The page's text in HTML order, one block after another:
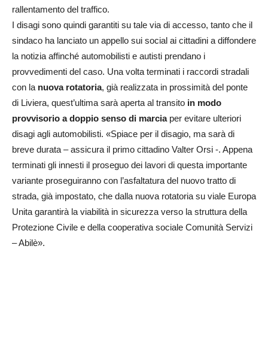
rallentamento del traffico.
I disagi sono quindi garantiti su tale via di accesso, tanto che il
sindaco ha lanciato un appello sui social ai cittadini a diffondere
la notizia affinché automobilisti e autisti prendano i
provvedimenti del caso. Una volta terminati i raccordi stradali
con la nuova rotatoria, già realizzata in prossimità del ponte
di Liviera, quest’ultima sarà aperta al transito in modo
provvisorio a doppio senso di marciaper evitare ulteriori
disagi agli automobilisti. «Spiace per il disagio, ma sarà di
breve durata – assicura il primo cittadino Valter Orsi -. Appena
terminati gli innesti il proseguo dei lavori di questa importante
variante proseguiranno con l’asfaltatura del nuovo tratto di
strada, già impostato, che dalla nuova rotatoria su viale Europa
Unita garantirà la viabilità in sicurezza verso la struttura della
Protezione Civile e della cooperativa sociale Comunità Servizi
– Abilè».